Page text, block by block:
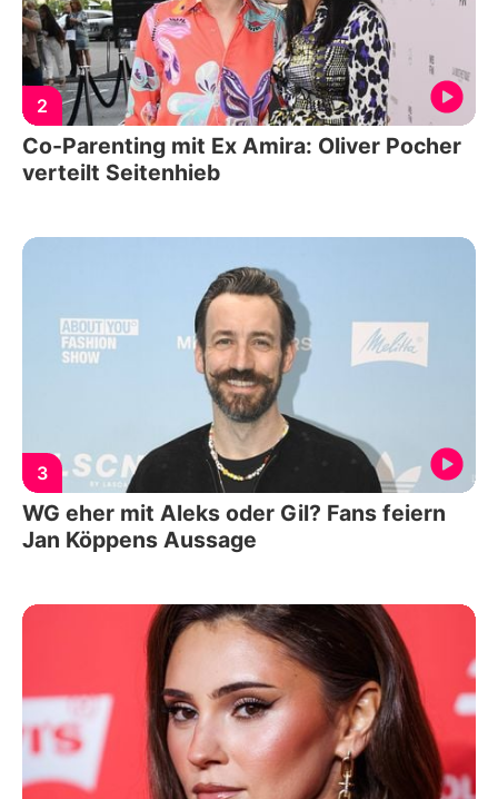
2
Co-Parenting mit Ex Amira: Oliver Pocher
verteilt Seitenhieb
3
WG eher mit Aleks oder Gil? Fans feiern
Jan Köppens Aussage